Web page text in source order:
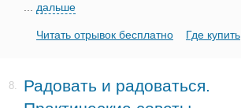
дальше
Читать отрывок бесплатно Где купить
8.
Радовать и радоваться.